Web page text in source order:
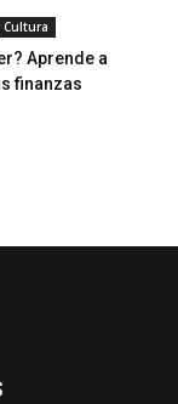
Aprende a
finanzas